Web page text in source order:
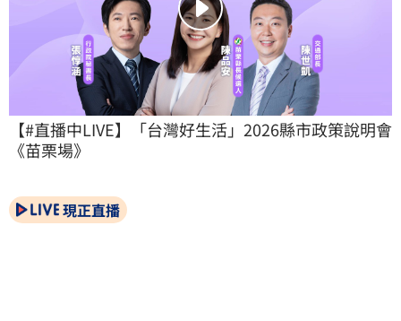
【#直播中LIVE】「台灣好生活」2026縣市政策說明會
《苗栗場》
現正直播